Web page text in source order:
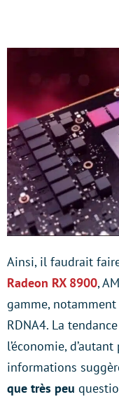
Ainsi, il faudrait
Radeon RX 8900,
gamme, notamment
RDNA4. La
l’économie,
informations
que très peu